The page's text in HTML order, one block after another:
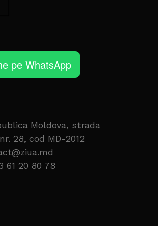
pe WhatsApp
Moldova, strada
28, cod MD-2012
61 20 80 78